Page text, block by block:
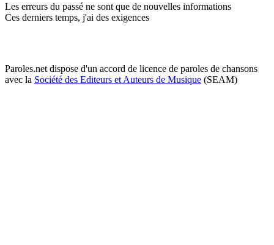
Les erreurs du passé ne sont que de nouvelles informations
Ces derniers temps, j'ai des exigences
Paroles.net dispose d'un accord de licence de paroles de chansons
avec la Société des Editeurs et Auteurs de Musique (SEAM)